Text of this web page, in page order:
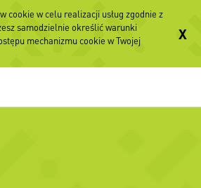
cookie w celu realizacji usług zgodnie z
samodzielnie określić warunki
mechanizmu cookie w Twojej
X